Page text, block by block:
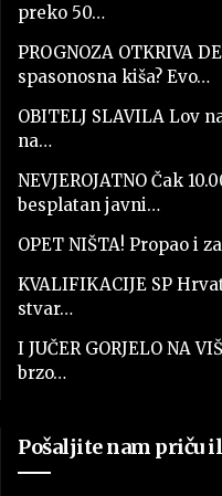
preko 50…
PROGNOZA OTKRIVA
spasonosna kiša? Evo…
OBITELJ SLAVILA Lov
na…
NEVJEROJATNO Čak
besplatan javni…
OPET NIŠTA! Propao i
KVALIFIKACIJE SP
stvar…
I JUČER GORJELO NA
brzo…
Pošaljite nam priču